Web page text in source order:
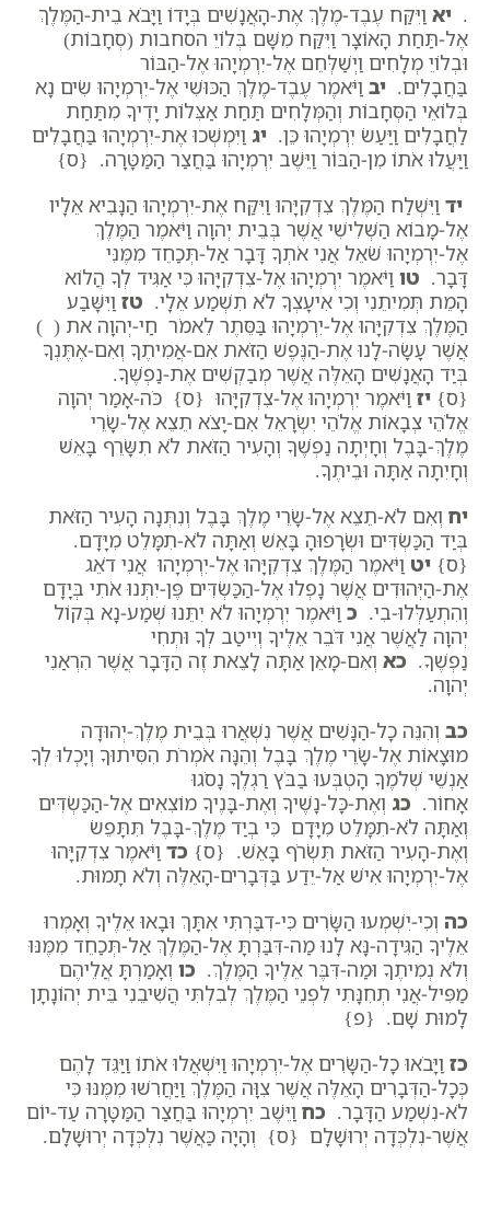
. יא וַיִּקַּח עֶבֶד-מֶלֶךְ אֶת-הָאֲנָשִׁים בְּיָדוֹ וַיָּבֹא בֵית-הַמֶּלֶךְ
אֶל-תַּחַת הָאוֹצָר וַיִּקַּח מִשָּׁם בְּלוֹיֵ הסחבות (סְחָבוֹת)
וּבְלוֹיֵ מְלָחִים וַיְשַׁלְּחֵם אֶל-יִרְמְיָהוּ אֶל-הַבּוֹר
בַּחֲבָלִים. יב וַיֹּאמֶר עֶבֶד-מֶלֶךְ הַכּוּשִׁי אֶל-יִרְמְיָהוּ שִׂים נָא
בְּלוֹאֵי הַסְּחָבוֹת וְהַמְּלָחִים תַּחַת אַצִּלוֹת יָדֶיךָ מִתַּחַת
לַחֲבָלִים וַיַּעַשׂ יִרְמְיָהוּ כֵּן. יג וַיִּמְשְׁכוּ אֶת-יִרְמְיָהוּ בַּחֲבָלִים
וַיַּעֲלוּ אֹתוֹ מִן-הַבּוֹר וַיֵּשֶׁב יִרְמְיָהוּ בַּחֲצַר הַמַּטָּרָה. {ס}
יד וַיִּשְׁלַח הַמֶּלֶךְ צִדְקִיָּהוּ וַיִּקַּח אֶת-יִרְמְיָהוּ הַנָּבִיא אֵלָיו
אֶל-מָבוֹא הַשְּׁלִישִׁי אֲשֶׁר בְּבֵית יְהוָה וַיֹּאמֶר הַמֶּלֶךְ
אֶל-יִרְמְיָהוּ שֹׁאֵל אֲנִי אֹתְךָ דָּבָר אַל-תְּכַחֵד מִמֶּנִּי
דָּבָר. טו וַיֹּאמֶר יִרְמְיָהוּ אֶל-צִדְקִיָּהוּ כִּי אַגִּיד לְךָ הֲלוֹא
הָמֵת תְּמִיתֵנִי וְכִי אִיעָצְךָ לֹא תִשְׁמַע אֵלָי. טז וַיִּשָּׁבַע
הַמֶּלֶךְ צִדְקִיָּהוּ אֶל-יִרְמְיָהוּ בַּסֵּתֶר לֵאמֹר חַי-יְהוָה את ( )
אֲשֶׁר עָשָׂה-לָנוּ אֶת-הַנֶּפֶשׁ הַזֹּאת אִם-אֲמִיתֶךָ וְאִם-אֶתֶּנְךָ
בְּיַד הָאֲנָשִׁים הָאֵלֶּה אֲשֶׁר מְבַקְשִׁים אֶת-נַפְשֶׁךָ.
{ס} יז וַיֹּאמֶר יִרְמְיָהוּ אֶל-צִדְקִיָּהוּ {ס} כֹּה-אָמַר יְהוָה
אֱלֹהֵי צְבָאוֹת אֱלֹהֵי יִשְׂרָאֵל אִם-יָצֹא תֵצֵא אֶל-שָׂרֵי
מֶלֶךְ-בָּבֶל וְחָיְתָה נַפְשֶׁךָ וְהָעִיר הַזֹּאת לֹא תִשָּׂרֵף בָּאֵשׁ
וְחָיִתָה אַתָּה וּבֵיתֶךָ.
יח וְאִם לֹא-תֵצֵא אֶל-שָׂרֵי מֶלֶךְ בָּבֶל וְנִתְּנָה הָעִיר הַזֹּאת
בְּיַד הַכַּשְׂדִּים וּשְׂרָפוּהָ בָּאֵשׁ וְאַתָּה לֹא-תִמָּלֵט מִיָּדָם.
{ס} יט וַיֹּאמֶר הַמֶּלֶךְ צִדְקִיָּהוּ אֶל-יִרְמְיָהוּ אֲנִי דֹאֵג
אֶת-הַיְּהוּדִים אֲשֶׁר נָפְלוּ אֶל-הַכַּשְׂדִּים פֶּן-יִתְּנוּ אֹתִי בְּיָדָם
וְהִתְעַלְּלוּ-בִי. כ וַיֹּאמֶר יִרְמְיָהוּ לֹא יִתֵּנוּ שְׁמַע-נָא בְּקוֹל
יְהוָה לַאֲשֶׁר אֲנִי דֹּבֵר אֵלֶיךָ וְיִיטַב לְךָ וּתְחִי
נַפְשֶׁךָ. כא וְאִם-מָאֵן אַתָּה לָצֵאת זֶה הַדָּבָר אֲשֶׁר הִרְאַנִי
יְהוָה.
כב וְהִנֵּה כָל-הַנָּשִׁים אֲשֶׁר נִשְׁאֲרוּ בְּבֵית מֶלֶךְ-יְהוּדָה
מוּצָאוֹת אֶל-שָׂרֵי מֶלֶךְ בָּבֶל וְהֵנָּה אֹמְרֹת הִסִּיתוּךָ וְיָכְלוּ לְךָ
אַנְשֵׁי שְׁלֹמֶךָ הָטְבְּעוּ בַבֹּץ רַגְלֶךָ נָסֹגוּ
אָחוֹר. כג וְאֶת-כָּל-נָשֶׁיךָ וְאֶת-בָּנֶיךָ מוֹצִאִים אֶל-הַכַּשְׂדִּים
וְאַתָּה לֹא-תִמָּלֵט מִיָּדָם כִּי בְיַד מֶלֶךְ-בָּבֶל תִּתָּפֵשׂ
וְאֶת-הָעִיר הַזֹּאת תִּשְׂרֹף בָּאֵשׁ. {ס} כד וַיֹּאמֶר צִדְקִיָּהוּ
אֶל-יִרְמְיָהוּ אִישׁ אַל-יֵדַע בַּדְּבָרִים-הָאֵלֶּה וְלֹא תָמוּת.
כה וְכִי-יִשְׁמְעוּ הַשָּׂרִים כִּי-דִבַּרְתִּי אִתָּךְ וּבָאוּ אֵלֶיךָ וְאָמְרוּ
אֵלֶיךָ הַגִּידָה-נָּא לָנוּ מַה-דִּבַּרְתָּ אֶל-הַמֶּלֶךְ אַל-תְּכַחֵד מִמֶּנּוּ
וְלֹא נְמִיתֶךָ וּמַה-דִּבֶּר אֵלֶיךָ הַמֶּלֶךְ. כו וְאָמַרְתָּ אֲלֵיהֶם
מַפִּיל-אֲנִי תְחִנָּתִי לִפְנֵי הַמֶּלֶךְ לְבִלְתִּי הֲשִׁיבֵנִי בֵּית יְהוֹנָתָן
לָמוּת שָׁם. {פ}
כז וַיָּבֹאוּ כָל-הַשָּׂרִים אֶל-יִרְמְיָהוּ וַיִּשְׁאֲלוּ אֹתוֹ וַיַּגֵּד לָהֶם
כְּכָל-הַדְּבָרִים הָאֵלֶּה אֲשֶׁר צִוָּה הַמֶּלֶךְ וַיַּחֲרִשׁוּ מִמֶּנּוּ כִּי
לֹא-נִשְׁמַע הַדָּבָר. כח וַיֵּשֶׁב יִרְמְיָהוּ בַּחֲצַר הַמַּטָּרָה עַד-יוֹם
אֲשֶׁר-נִלְכְּדָה יְרוּשָׁלִָם {ס} וְהָיָה כַּאֲשֶׁר נִלְכְּדָה יְרוּשָׁלִָם.